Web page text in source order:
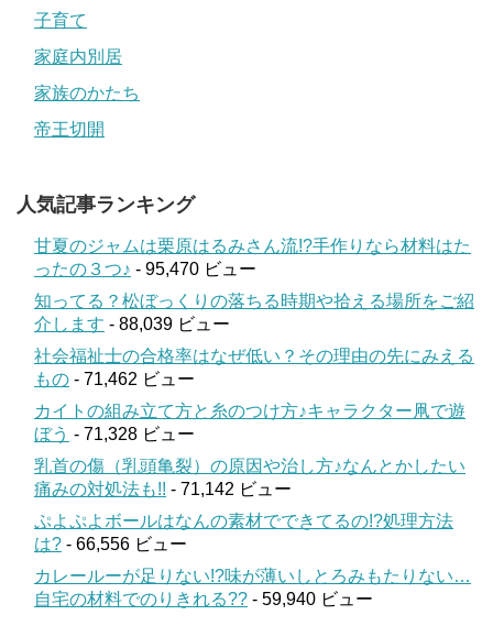
子育て
家庭内別居
家族のかたち
帝王切開
人気記事ランキング
甘夏のジャムは栗原はるみさん流!?手作りなら材料はた
ったの３つ♪ - 95,470 ビュー
知ってる？松ぼっくりの落ちる時期や拾える場所をご紹
介します - 88,039 ビュー
社会福祉士の合格率はなぜ低い？その理由の先にみえる
もの - 71,462 ビュー
カイトの組み立て方と糸のつけ方♪キャラクター凧で遊
ぼう - 71,328 ビュー
乳首の傷（乳頭亀裂）の原因や治し方♪なんとかしたい
痛みの対処法も!! - 71,142 ビュー
ぷよぷよボールはなんの素材でできてるの!?処理方法
は? - 66,556 ビュー
カレールーが足りない!?味が薄いしとろみもたりない…
自宅の材料でのりきれる?? - 59,940 ビュー